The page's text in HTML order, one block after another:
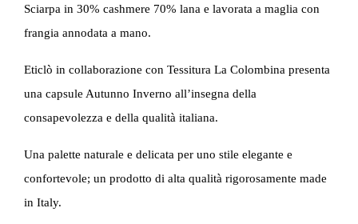
Sciarpa in 30% cashmere 70% lana e lavorata a maglia con
frangia annodata a mano.
Eticlò in collaborazione con Tessitura La Colombina presenta
una capsule Autunno Inverno all’insegna della
consapevolezza e della qualità italiana.
Una palette naturale e delicata per uno stile elegante e
confortevole; un prodotto di alta qualità rigorosamente made
in Italy.